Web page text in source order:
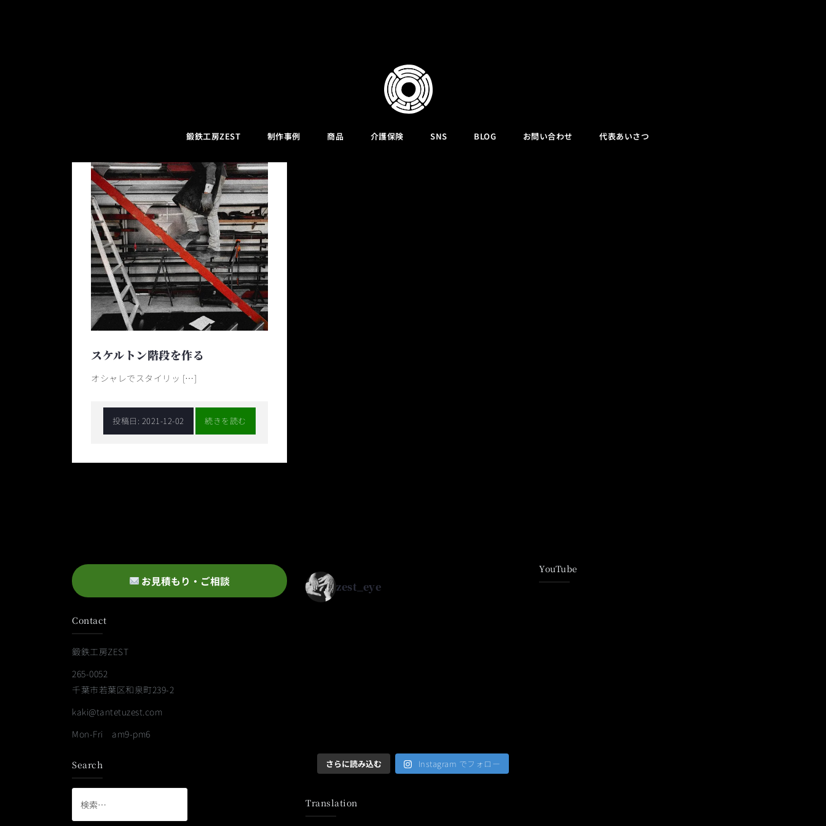
鍛鉄工房ZEST 制作事例 商品 介護保険 SNS BLOG お問い合わせ 代表あいさつ
スケルトン階段を作る
オシャレでスタイリッ […]
投稿日: 2021-12-02 続きを読む
お見積もり・ご相談
Contact
鍛鉄工房ZEST
265-0052
千葉市若葉区和泉町239-2
kaki@tantetuzest.com
Mon-Fri am9-pm6
Search
索:
zest_eye
さらに読み込む Instagram でフォロー
Translation
YouTube